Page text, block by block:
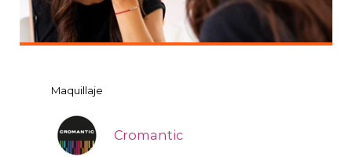
Maquillaje
Cromantic